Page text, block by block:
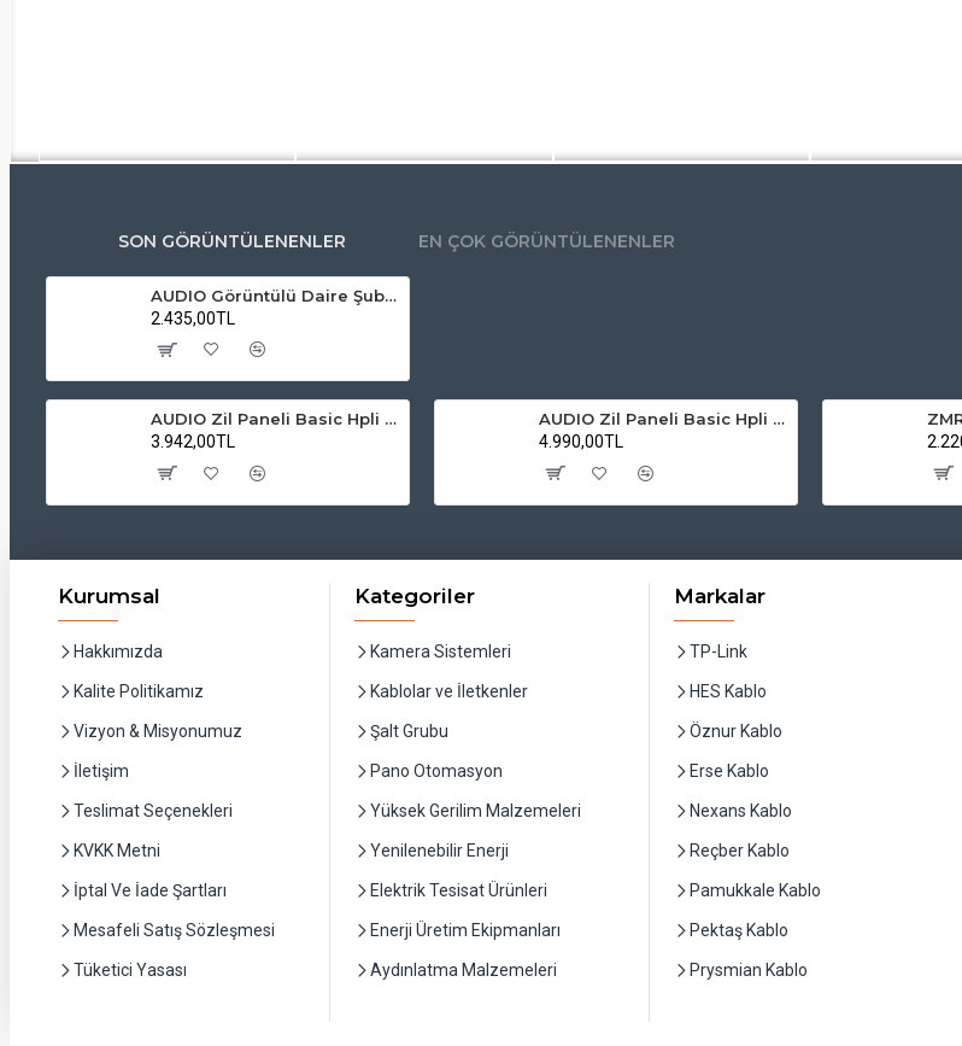
SON GÖRÜNTÜLENENLER EN ÇOK GÖRÜNTÜLENENLER
AUDIO Görüntülü Daire Şubesi 4.3" Mekanik Butonlu Beyaz – AU 1140
2.435,00TL
AUDIO Zil Paneli Basic Hpli Çift Buton 14'lü Sesli Apartman Diafon Kapı Paneli
3.942,00TL
AUDIO Zil Paneli Basic Hpli Çift Buton 20'li Sesli Apartman Diafon Kapı Paneli
4.990,00TL
Kurumsal
Hakkımızda
Kalite Politikamız
Vizyon & Misyonumuz
İletişim
Teslimat Seçenekleri
KVKK Metni
İptal Ve İade Şartları
Mesafeli Satış Sözleşmesi
Tüketici Yasası
Kategoriler
Kamera Sistemleri
Kablolar ve İletkenler
Şalt Grubu
Pano Otomasyon
Yüksek Gerilim Malzemeleri
Yenilenebilir Enerji
Elektrik Tesisat Ürünleri
Enerji Üretim Ekipmanları
Aydınlatma Malzemeleri
Markalar
TP-Link
HES Kablo
Öznur Kablo
Erse Kablo
Nexans Kablo
Reçber Kablo
Pamukkale Kablo
Pektaş Kablo
Prysmian Kablo